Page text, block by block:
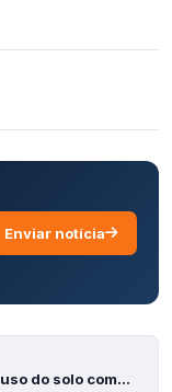
Enviar notícia
do solo com…